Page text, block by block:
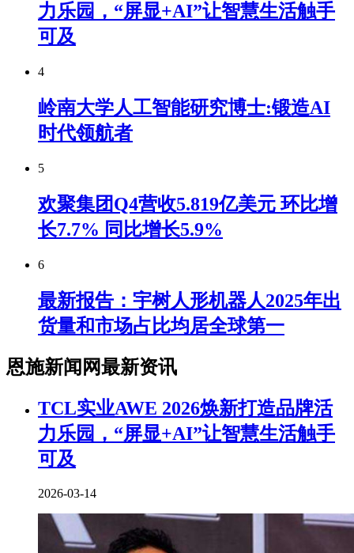
力乐园，“屏显+AI”让智慧生活触手
可及
4
岭南大学人工智能研究博士:锻造AI
时代领航者
5
欢聚集团Q4营收5.819亿美元 环比增
长7.7% 同比增长5.9%
6
最新报告：宇树人形机器人2025年出
货量和市场占比均居全球第一
恩施新闻网最新资讯
TCL实业AWE 2026焕新打造品牌活
力乐园，“屏显+AI”让智慧生活触手
可及
2026-03-14